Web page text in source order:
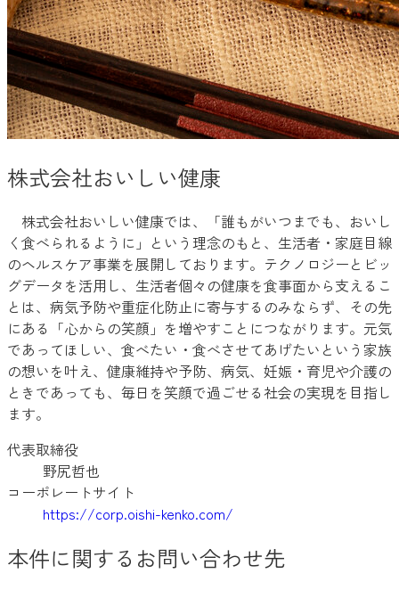
株式会社おいしい健康
株式会社おいしい健康では、「誰もがいつまでも、おいし
く食べられるように」という理念のもと、生活者・家庭目線
のヘルスケア事業を展開しております。テクノロジーとビッ
グデータを活用し、生活者個々の健康を食事面から支えるこ
とは、病気予防や重症化防止に寄与するのみならず、その先
にある「心からの笑顔」を増やすことにつながります。元気
であってほしい、食べたい・食べさせてあげたいという家族
の想いを叶え、健康維持や予防、病気、妊娠・育児や介護の
ときであっても、毎日を笑顔で過ごせる社会の実現を目指し
ます。
代表取締役
野尻哲也
コーポレートサイト
https://corp.oishi-kenko.com/
本件に関するお問い合わせ先